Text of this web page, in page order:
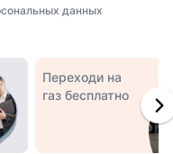
данных
Переходи на
газ бесплатно